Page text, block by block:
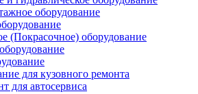
оборудование
(Покрасочное) оборудование
для кузовного ремонта
для автосервиса